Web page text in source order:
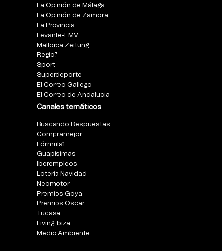
La Opinión de Málaga
La Opinión de Zamora
La Provincia
Levante-EMV
Mallorca Zeitung
Regio7
Sport
Superdeporte
El Correo Gallego
El Correo de Andalucia
Canales temáticos
Buscando Respuestas
Compramejor
Fórmula1
Guapisimas
Iberempleos
Loteria Navidad
Neomotor
Premios Goya
Premios Oscar
Tucasa
Living Ibiza
Medio Ambiente